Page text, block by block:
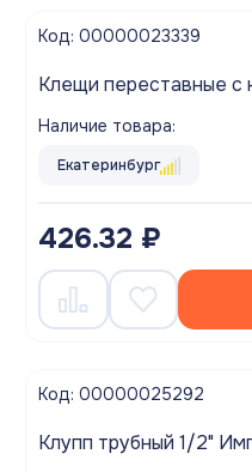
Код: 00000023339
Клещи переставные с
Наличие товара:
Екатеринбург
426.32 ₽
Код: 00000025292
Клупп трубный 1/2"